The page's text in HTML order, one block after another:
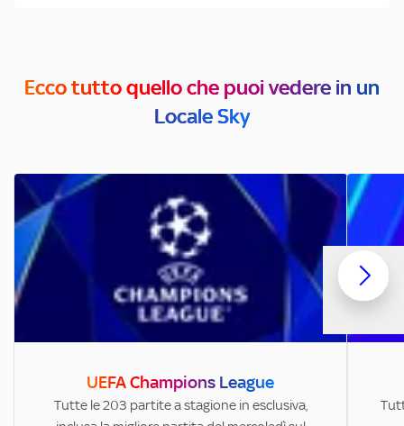
Ecco tutto quello che puoi vedere in un
Locale Sky
UEFA Champions League
Tutte le 203 partite a stagione in esclusiva,